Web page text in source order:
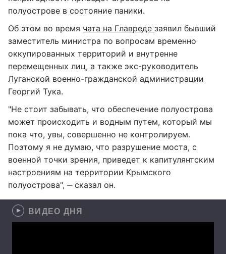
полуострове в состояние паники.
Об этом во время чата на Главреде заявил бывший
заместитель министра по вопросам временно
оккупированных территорий и внутренне
перемещенных лиц, а также экс-руководитель
Луганской военно-гражданской администрации
Георгий Тука.
"Не стоит забывать, что обеспечение полуострова
может происходить и водным путем, который мы
пока что, увы, совершенно не контролируем.
Поэтому я не думаю, что разрушение моста, с
военной точки зрения, приведет к капитулянтским
настроениям на территории Крымского
полуострова", ‒ сказал он.
ВИДЕО ДНЯ